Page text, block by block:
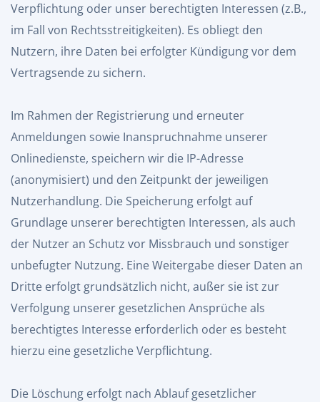
Verpflichtung oder unser berechtigten Interessen (z.B.,
im Fall von Rechtsstreitigkeiten). Es obliegt den
Nutzern, ihre Daten bei erfolgter Kündigung vor dem
Vertragsende zu sichern.
Im Rahmen der Registrierung und erneuter
Anmeldungen sowie Inanspruchnahme unserer
Onlinedienste, speichern wir die IP-Adresse
(anonymisiert) und den Zeitpunkt der jeweiligen
Nutzerhandlung. Die Speicherung erfolgt auf
Grundlage unserer berechtigten Interessen, als auch
der Nutzer an Schutz vor Missbrauch und sonstiger
unbefugter Nutzung. Eine Weitergabe dieser Daten an
Dritte erfolgt grundsätzlich nicht, außer sie ist zur
Verfolgung unserer gesetzlichen Ansprüche als
berechtigtes Interesse erforderlich oder es besteht
hierzu eine gesetzliche Verpflichtung.
Die Löschung erfolgt nach Ablauf gesetzlicher